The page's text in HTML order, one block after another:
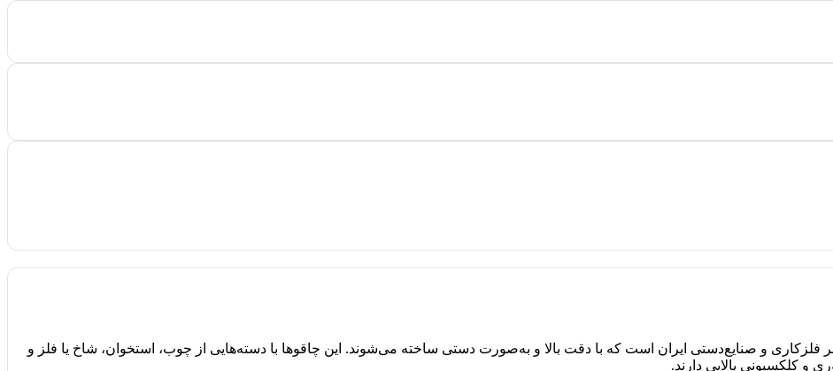
و صنایع‌دستی ایران است که با دقت بالا و به‌صورت دستی ساخته می‌شوند. این چاقوها با دسته‌هایی از چوب، استخوان، شاخ یا فلز و
و کلکسیونی بالایی دارند.